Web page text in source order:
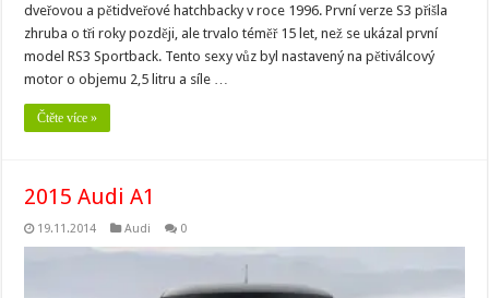
dveřovou a pětidveřové hatchbacky v roce 1996. První verze S3 přišla
zhruba o tři roky později, ale trvalo téměř 15 let, než se ukázal první
model RS3 Sportback. Tento sexy vůz byl nastavený na pětiválcový
motor o objemu 2,5 litru a síle …
Čtěte více »
2015 Audi A1
19.11.2014 Audi 0